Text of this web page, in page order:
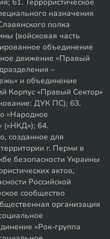
назначения
полка
(войсковая часть
объединение
движение «Правый
–
и объединение
Корпус «Правый Сектор»
ДУК ПС); 63.
«Народное
(«НКД»); 64.
созданное для
г. Перми в
безопасности Украины
актов,
Российской
сообщество
организация
«Рок-группа